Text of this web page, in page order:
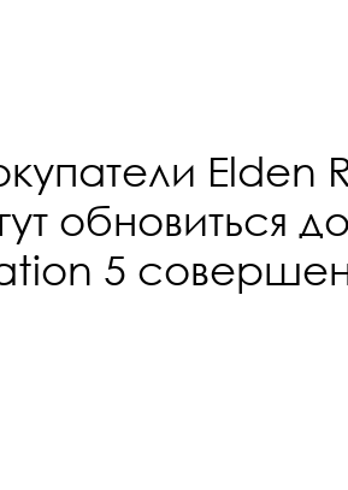
Elden
обновиться
5